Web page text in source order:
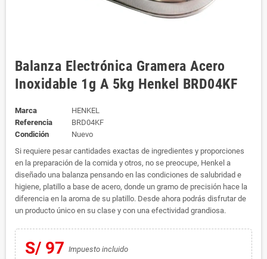
Balanza Electrónica Gramera Acero
Inoxidable 1g A 5kg Henkel BRD04KF
Marca
HENKEL
Referencia
BRD04KF
Condición
Nuevo
Si requiere pesar cantidades exactas de ingredientes y proporciones
en la preparación de la comida y otros, no se preocupe, Henkel a
diseñado una balanza pensando en las condiciones de salubridad e
higiene, platillo a base de acero, donde un gramo de precisión hace la
diferencia en la aroma de su platillo. Desde ahora podrás disfrutar de
un producto único en su clase y con una efectividad grandiosa.
S/ 97 Impuesto incluido